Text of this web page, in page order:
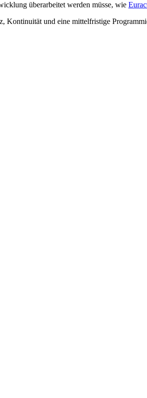
überarbeitet werden müsse, wie
und eine mittelfristige